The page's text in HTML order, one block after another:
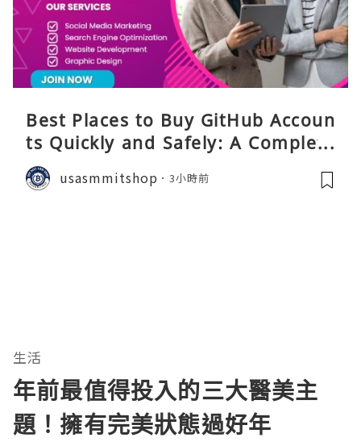
Best Places to Buy GitHub Accoun
ts Quickly and Safely: A Complete
Guide
usasmmitshop 3小時前
生活
年前最值得投入的三大醫美主
題！擁有完美狀態過好年